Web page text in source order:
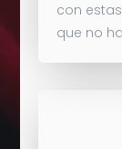
con
que no